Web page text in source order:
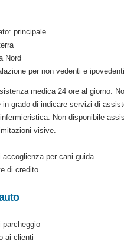
principale
Nord
per non vedenti e ipovedenti
medica 24 ore al giorno.
in grado di indicare servizi di
Non disponibile
visive.
per cani guida
di credito
parcheggio
ai clienti